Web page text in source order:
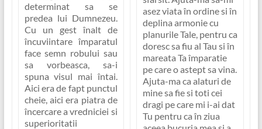
determinat sa se
predea lui Dumnezeu.
Cu un gest înalt de
încuviintare împaratul
face semn robului sau
sa vorbeasca, sa-i
spuna visul mai întai.
Aici era de fapt punctul
cheie, aici era piatra de
încercare a vredniciei si
superioritatii
asez viata în ordine si în
deplina armonie cu
planurile Tale, pentru ca
doresc sa fiu al Tau si în
mareata Ta împaratie
pe care o astept sa vina.
Ajuta-ma ca alaturi de
mine sa fie si toti cei
dragi pe care mi i-ai dat
Tu pentru ca în ziua